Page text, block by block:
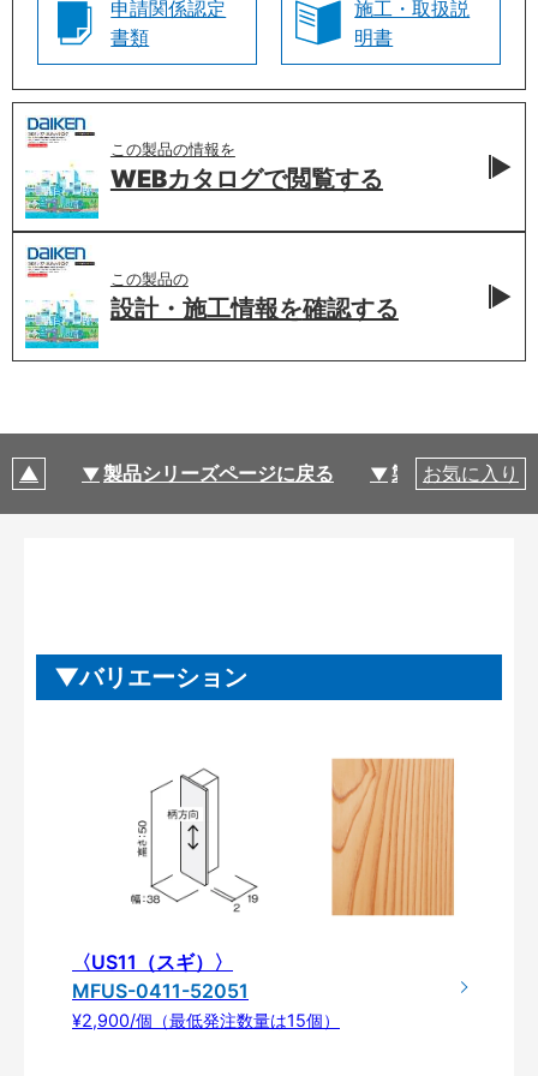
申請関係認定
書類
施工・取扱説
明書
この製品の情報を
WEBカタログで閲覧する
この製品の
設計・施工情報を確認する
製品シリーズページに戻る 製品仕様
お気に入り
バリエーション
〈US11（スギ）〉
MFUS-0411-52051
¥2,900/個（最低発注数量は15個）